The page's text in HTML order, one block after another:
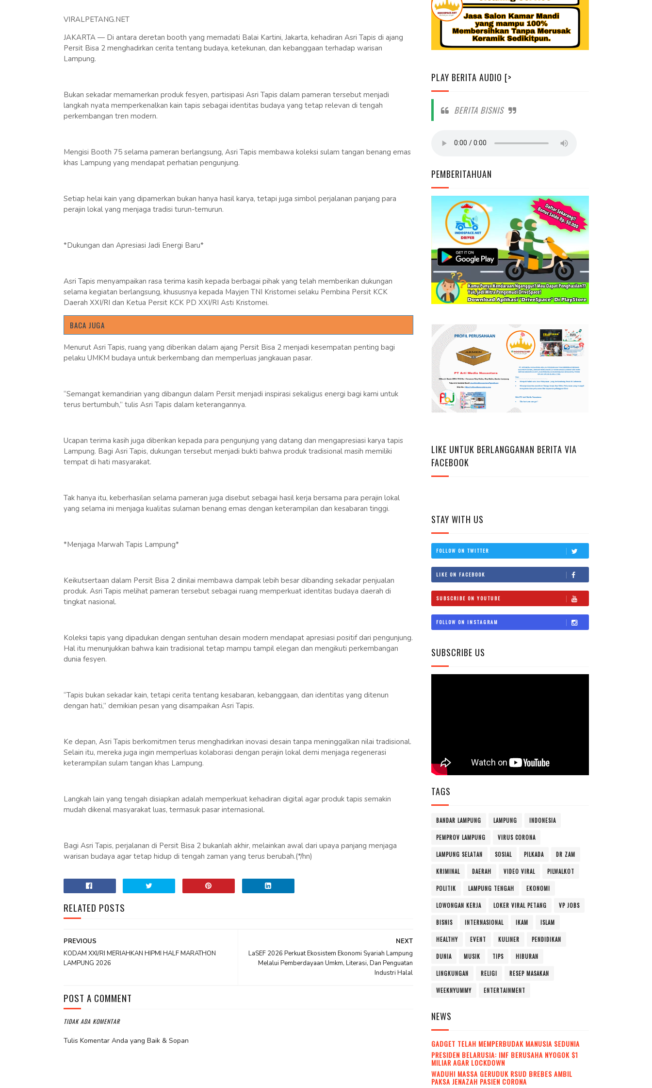
VIRALPETANG.NET
JAKARTA — Di antara deretan booth yang memadati Balai Kartini, Jakarta, kehadiran Asri Tapis di ajang
Persit Bisa 2 menghadirkan cerita tentang budaya, ketekunan, dan kebanggaan terhadap warisan
Lampung.
Bukan sekadar memamerkan produk fesyen, partisipasi Asri Tapis dalam pameran tersebut menjadi
langkah nyata memperkenalkan kain tapis sebagai identitas budaya yang tetap relevan di tengah
perkembangan tren modern.
Mengisi Booth 75 selama pameran berlangsung, Asri Tapis membawa koleksi sulam tangan benang emas
khas Lampung yang mendapat perhatian pengunjung.
Setiap helai kain yang dipamerkan bukan hanya hasil karya, tetapi juga simbol perjalanan panjang para
perajin lokal yang menjaga tradisi turun-temurun.
*Dukungan dan Apresiasi Jadi Energi Baru*
Asri Tapis menyampaikan rasa terima kasih kepada berbagai pihak yang telah memberikan dukungan
selama kegiatan berlangsung, khususnya kepada Mayjen TNI Kristomei selaku Pembina Persit KCK
Daerah XXI/RI dan Ketua Persit KCK PD XXI/RI Asti Kristomei.
BACA JUGA
Menurut Asri Tapis, ruang yang diberikan dalam ajang Persit Bisa 2 menjadi kesempatan penting bagi
pelaku UMKM budaya untuk berkembang dan memperluas jangkauan pasar.
“Semangat kemandirian yang dibangun dalam Persit menjadi inspirasi sekaligus energi bagi kami untuk
terus bertumbuh,” tulis Asri Tapis dalam keterangannya.
Ucapan terima kasih juga diberikan kepada para pengunjung yang datang dan mengapresiasi karya tapis
Lampung. Bagi Asri Tapis, dukungan tersebut menjadi bukti bahwa produk tradisional masih memiliki
tempat di hati masyarakat.
Tak hanya itu, keberhasilan selama pameran juga disebut sebagai hasil kerja bersama para perajin lokal
yang selama ini menjaga kualitas sulaman benang emas dengan keterampilan dan kesabaran tinggi.
*Menjaga Marwah Tapis Lampung*
Keikutsertaan dalam Persit Bisa 2 dinilai membawa dampak lebih besar dibanding sekadar penjualan
produk. Asri Tapis melihat pameran tersebut sebagai ruang memperkuat identitas budaya daerah di
tingkat nasional.
Koleksi tapis yang dipadukan dengan sentuhan desain modern mendapat apresiasi positif dari pengunjung.
Hal itu menunjukkan bahwa kain tradisional tetap mampu tampil elegan dan mengikuti perkembangan
dunia fesyen.
“Tapis bukan sekadar kain, tetapi cerita tentang kesabaran, kebanggaan, dan identitas yang ditenun
dengan hati,” demikian pesan yang disampaikan Asri Tapis.
Ke depan, Asri Tapis berkomitmen terus menghadirkan inovasi desain tanpa meninggalkan nilai tradisional.
Selain itu, mereka juga ingin memperluas kolaborasi dengan perajin lokal demi menjaga regenerasi
keterampilan sulam tangan khas Lampung.
Langkah lain yang tengah disiapkan adalah memperkuat kehadiran digital agar produk tapis semakin
mudah dikenal masyarakat luas, termasuk pasar internasional.
Bagi Asri Tapis, perjalanan di Persit Bisa 2 bukanlah akhir, melainkan awal dari upaya panjang menjaga
warisan budaya agar tetap hidup di tengah zaman yang terus berubah.(*/hn)
RELATED POSTS
NEXT
LaSEF 2026 Perkuat Ekosistem Ekonomi Syariah Lampung
Melalui Pemberdayaan Umkm, Literasi, Dan Penguatan
Industri Halal
PREVIOUS
KODAM XXI/RI MERIAHKAN HIPMI HALF MARATHON
LAMPUNG 2026
POST A COMMENT
TIDAK ADA KOMENTAR
Tulis Komentar Anda yang Baik & Sopan
PLAY BERITA AUDIO [>
BERITA BISNIS
PEMBERITAHUAN
LIKE UNTUK BERLANGGANAN BERITA VIA
FACEBOOK
STAY WITH US
FOLLOW ON TWITTER
LIKE ON FACEBOOK
SUBSCRIBE ON YOUTUBE
FOLLOW ON INSTAGRAM
SUBSCRIBE US
TAGS
BANDAR LAMPUNG LAMPUNG INDONESIA
PEMPROV LAMPUNG VIRUS CORONA
LAMPUNG SELATAN SOSIAL PILKADA DR ZAM
KRIMINAL DAERAH VIDEO VIRAL PILWALKOT
POLITIK LAMPUNG TENGAH EKONOMI
LOWONGAN KERJA LOKER VIRAL PETANG VP JOBS
BISNIS INTERNASIONAL IKAM ISLAM
HEALTHY EVENT KULINER PENDIDIKAN
DUNIA MUSIK TIPS HIBURAN
LINGKUNGAN RELIGI RESEP MASAKAN
WEEKNYUMMY ENTERTAINMENT
NEWS
GADGET TELAH MEMPERBUDAK MANUSIA SEDUNIA
PRESIDEN BELARUSIA: IMF BERUSAHA NYOGOK $1
MILIAR AGAR LOCKDOWN
WADUH! MASSA GERUDUK RSUD BREBES AMBIL
PAKSA JENAZAH PASIEN CORONA